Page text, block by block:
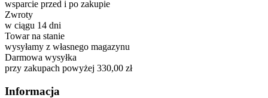
wsparcie przed i po zakupie
Zwroty
w ciągu 14 dni
Towar na stanie
wysyłamy z własnego magazynu
Darmowa wysyłka
przy zakupach powyżej 330,00 zł
Informacja